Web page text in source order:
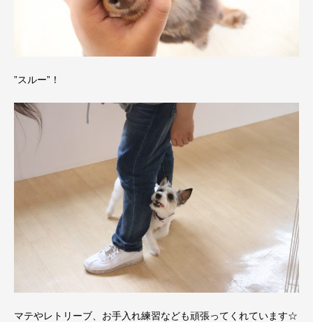
”スルー”！
マテやレトリーブ、お手入れ練習なども頑張ってくれています☆